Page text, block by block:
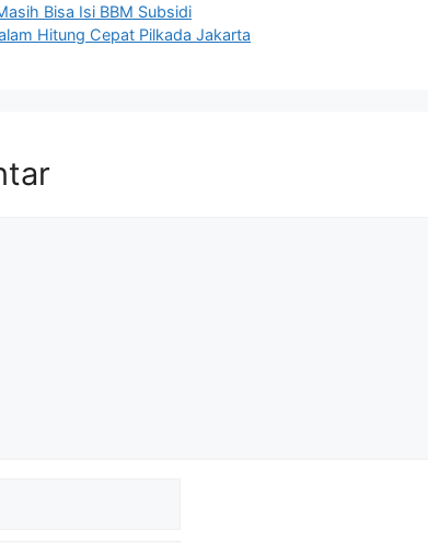
Bisa Isi BBM Subsidi
Hitung Cepat Pilkada Jakarta